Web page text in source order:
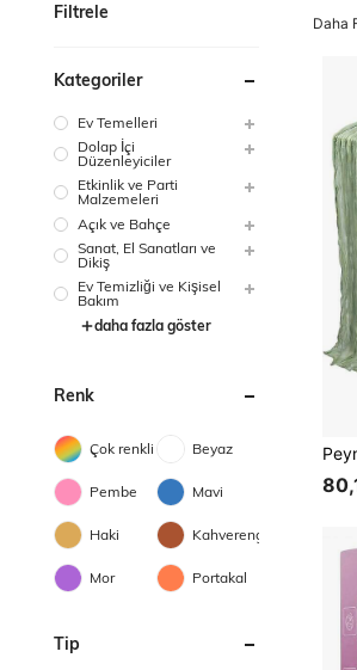
Filtrele
Kategoriler
Ev Temelleri
Dolap İçi
Düzenleyiciler
Etkinlik ve Parti
Malzemeleri
Açık ve Bahçe
Sanat, El Sanatları ve
Dikiş
Ev Temizliği ve Kişisel
Bakım
daha fazla göster
Renk
Çok renkli Beyaz
Pembe Mavi
Haki Kahverengi
Mor Portakal
Tip
Daha